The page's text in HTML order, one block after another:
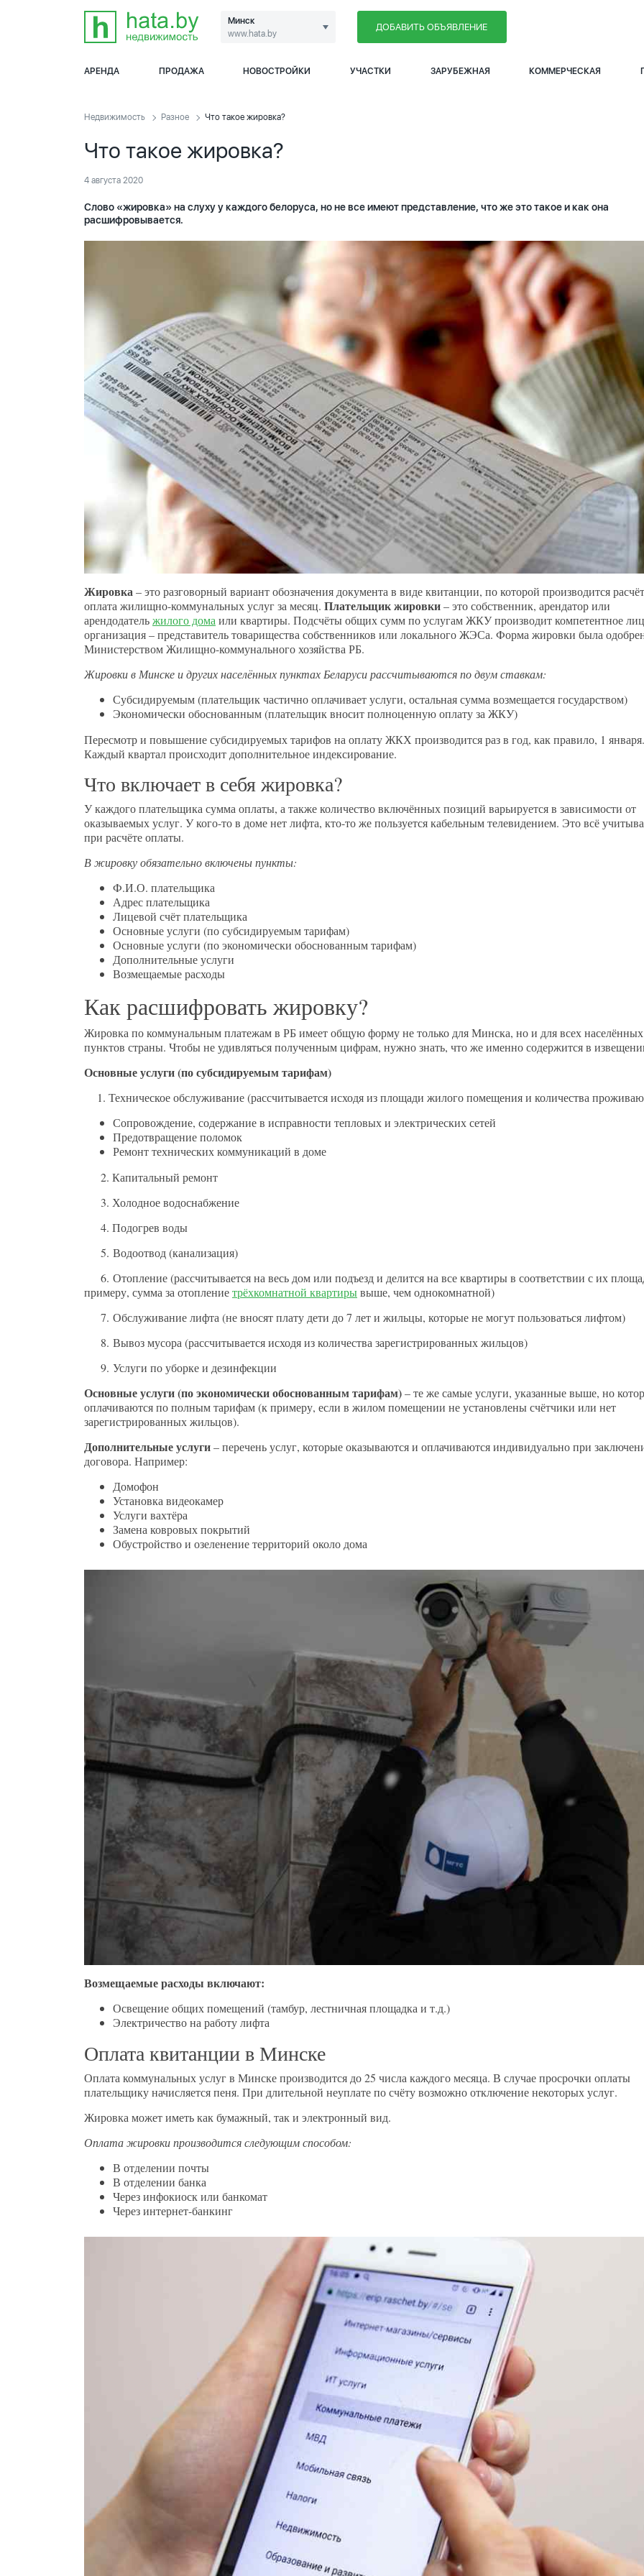
Минск
www.hata.by
ДОБАВИТЬ ОБЪЯВЛЕНИЕ
АРЕНДА ПРОДАЖА НОВОСТРОЙКИ УЧАСТКИ ЗАРУБЕЖНАЯ КОММЕРЧЕСКАЯ
Недвижимость Разное Что такое жировка?
Что такое жировка?
4 августа 2020
Слово «жировка» на слуху у каждого белоруса, но не все имеют представление, что же это такое и как она
расшифровывается.
Жировка– это разговорный вариант обозначения документа в виде квитанции, по которой производится
оплата жилищно-коммунальных услуг за месяц. Плательщик жировки– это собственник, арендатор или
арендодательжилого дома или квартиры. Подсчёты общих сумм по услугам ЖКУ производит компетентное
организация – представитель товарищества собственников или локального ЖЭСа. Форма жировки была
Министерством Жилищно-коммунального хозяйства РБ.
Жировки в Минске и других населённых пунктах Беларуси рассчитываются по двум ставкам:
Субсидируемым (плательщик частично оплачивает услуги, остальная сумма возмещается государством)
Экономически обоснованным (плательщик вносит полноценную оплату за ЖКУ)
Пересмотр и повышение субсидируемых тарифов на оплату ЖКХ производится раз в год, как правило, 1 января.
Каждый квартал происходит дополнительное индексирование.
Что включает в себя жировка?
У каждого плательщика сумма оплаты, а также количество включённых позиций варьируется в зависимости от
оказываемых услуг. У кого-то в доме нет лифта, кто-то же пользуется кабельным телевидением. Это всё
при расчёте оплаты.
В жировку обязательно включены пункты:
Ф.И.О. плательщика
Адрес плательщика
Лицевой счёт плательщика
Основные услуги (по субсидируемым тарифам)
Основные услуги (по экономически обоснованным тарифам)
Дополнительные услуги
Возмещаемые расходы
Как расшифровать жировку?
Жировка по коммунальным платежам в РБ имеет общую форму не только для Минска, но и для всех населённых
пунктов страны. Чтобы не удивляться полученным цифрам, нужно знать, что же именно содержится в
Основные услуги (по субсидируемым тарифам)
1. Техническое обслуживание (рассчитывается исходя из площади жилого помещения и количества
Сопровождение, содержание в исправности тепловых и электрических сетей
Предотвращение поломок
Ремонт технических коммуникаций в доме
2. Капитальный ремонт
3. Холодное водоснабжение
4. Подогрев воды
5. Водоотвод (канализация)
6. Отопление (рассчитывается на весь дом или подъезд и делится на все квартиры в соответствии с их
примеру, сумма за отоплениетрёхкомнатной квартирывыше, чем однокомнатной)
7. Обслуживание лифта (не вносят плату дети до 7 лет и жильцы, которые не могут пользоваться лифтом)
8. Вывоз мусора (рассчитывается исходя из количества зарегистрированных жильцов)
9. Услуги по уборке и дезинфекции
Основные услуги (по экономически обоснованным тарифам)– те же самые услуги, указанные выше, но
оплачиваются по полным тарифам (к примеру, если в жилом помещении не установлены счётчики или нет
зарегистрированных жильцов).
Дополнительные услуги– перечень услуг, которые оказываются и оплачиваются индивидуально при
договора. Например:
Домофон
Установка видеокамер
Услуги вахтёра
Замена ковровых покрытий
Обустройство и озеленение территорий около дома
Возмещаемые расходы включают:
Освещение общих помещений (тамбур, лестничная площадка и т.д.)
Электричество на работу лифта
Оплата квитанции в Минске
Оплата коммунальных услуг в Минске производится до 25 числа каждого месяца. В случае просрочки оплаты
плательщику начисляется пеня. При длительной неуплате по счёту возможно отключение некоторых услуг.
Жировка может иметь как бумажный, так и электронный вид.
Оплата жировки производится следующим способом:
В отделении почты
В отделении банка
Через инфокиоск или банкомат
Через интернет-банкинг